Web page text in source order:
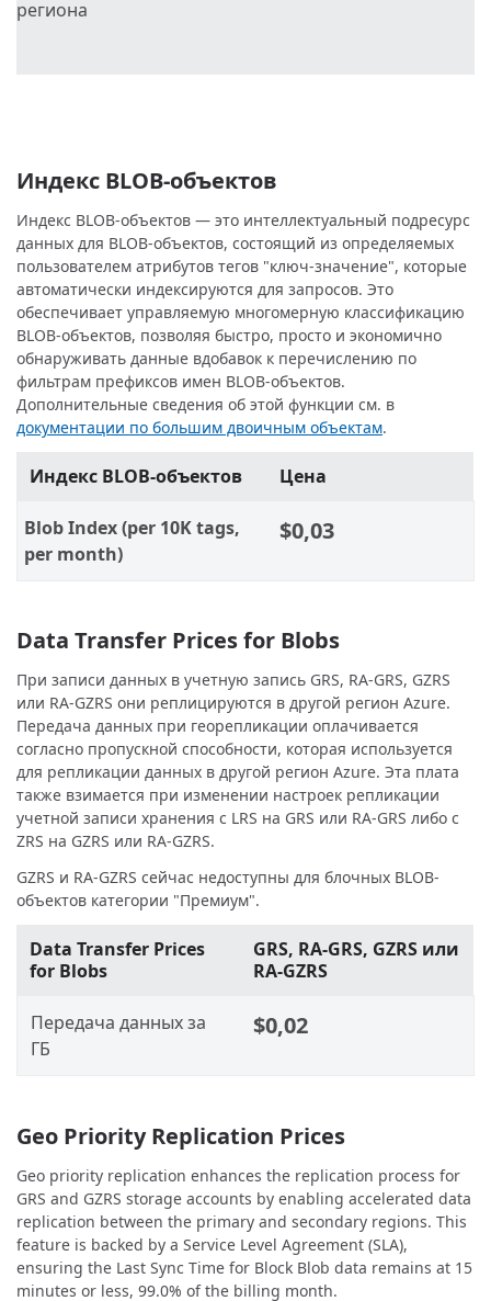
региона
Индекс BLOB-объектов
Индекс BLOB-объектов — это интеллектуальный подресурс
данных для BLOB-объектов, состоящий из определяемых
пользователем атрибутов тегов "ключ-значение", которые
автоматически индексируются для запросов. Это
обеспечивает управляемую многомерную классификацию
BLOB-объектов, позволяя быстро, просто и экономично
обнаруживать данные вдобавок к перечислению по
фильтрам префиксов имен BLOB-объектов.
Дополнительные сведения об этой функции см. в
документации по большим двоичным объектам.
Индекс BLOB-объектов Цена
Blob Index (per 10K tags,
per month)
$0,03
Data Transfer Prices for Blobs
При записи данных в учетную запись GRS, RA-GRS, GZRS
или RA-GZRS они реплицируются в другой регион Azure.
Передача данных при георепликации оплачивается
согласно пропускной способности, которая используется
для репликации данных в другой регион Azure. Эта плата
также взимается при изменении настроек репликации
учетной записи хранения с LRS на GRS или RA-GRS либо с
ZRS на GZRS или RA-GZRS.
GZRS и RA-GZRS сейчас недоступны для блочных BLOB-
объектов категории "Премиум".
Data Transfer Prices
for Blobs
GRS, RA-GRS, GZRS или
RA-GZRS
Передача данных за
ГБ
$0,02
Geo Priority Replication Prices
Geo priority replication enhances the replication process for
GRS and GZRS storage accounts by enabling accelerated data
replication between the primary and secondary regions. This
feature is backed by a Service Level Agreement (SLA),
ensuring the Last Sync Time for Block Blob data remains at 15
minutes or less, 99.0% of the billing month.